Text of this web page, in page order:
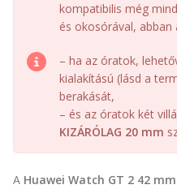
kompatibilis még
és okosórával, abban
– ha az óratok,
kialakítású (lásd a
berakását,
– és az óratok két
KIZÁRÓLAG 20 mm
A Huawei Watch GT 2 42